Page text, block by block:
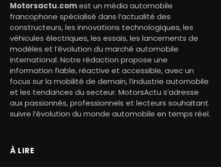
Motorsactu.comest un média automobile
francophone spécialisé dans l’actualité des
constructeurs, les innovations technologiques, les
véhicules électriques, les essais, les lancements de
modèles et l’évolution du marché automobile
international. Notre rédaction propose une
information fiable, réactive et accessible, avec un
focus sur la mobilité de demain, l’industrie automobile
et les tendances du secteur. MotorsActu s’adresse
aux passionnés, professionnels et lecteurs souhaitant
suivre l’évolution du monde automobile en temps réel.
À LIRE